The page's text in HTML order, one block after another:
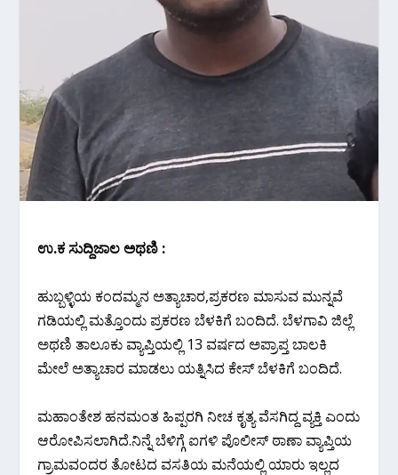
ಉ.ಕ‌ ಸುದ್ದಿಜಾಲ ಅಥಣಿ :
ಹುಬ್ಬಳ್ಳಿಯ ಕಂದಮ್ಮನ ಅತ್ಯಾಚಾರ,ಪ್ರಕರಣ ಮಾಸುವ ಮುನ್ನವೆ
ಗಡಿಯಲ್ಲಿ ಮತ್ತೊಂದು ಪ್ರಕರಣ ಬೆಳಕಿಗೆ ಬಂದಿದೆ. ಬೆಳಗಾವಿ ಜಿಲ್ಲೆ
ಅಥಣಿ ತಾಲೂಕು ವ್ಯಾಪ್ತಿಯಲ್ಲಿ 13 ವರ್ಷದ ಅಪ್ರಾಪ್ತ ಬಾಲಕಿ
ಮೇಲೆ ಅತ್ಯಾಚಾರ ಮಾಡಲು ಯತ್ನಿಸಿದ ಕೇಸ್ ಬೆಳಕಿಗೆ ಬಂದಿದೆ.
ಮಹಾಂತೇಶ ಹನಮಂತ ಹಿಪ್ಪರಗಿ ನೀಚ ಕೃತ್ಯ ವೆಸಗಿದ್ದ ವ್ಯಕ್ತಿ ಎಂದು
ಆರೋಪಿಸಲಾಗಿದೆ.ನಿನ್ನೆ ಬೆಳಿಗ್ಗೆ ಐಗಳಿ ಪೊಲೀಸ್ ಠಾಣಾ ವ್ಯಾಪ್ತಿಯ
ಗ್ರಾಮವಂದರ ತೋಟದ ವಸತಿಯ ಮನೆಯಲ್ಲಿ ಯಾರು ಇಲ್ಲದ